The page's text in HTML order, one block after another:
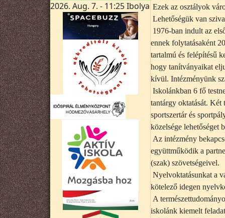
2026. Aug. 7. - 11:25Ibolya Ezek az osztályok
Lehetőségük van
1976-ban indult az
ennek folytatásaként
tartalmú és felépítésű
hogy tanítványaikat
kívül. Intézményünk
Iskolánkban 6 fő
tantárgy oktatását. Két
sportszertár és
közelsége lehetőséget
Az intézmény
együttműködik a
(szak) szövetségeivel.
Nyelvoktatásunkat a
kötelező idegen
A
iskolánk kiemelt